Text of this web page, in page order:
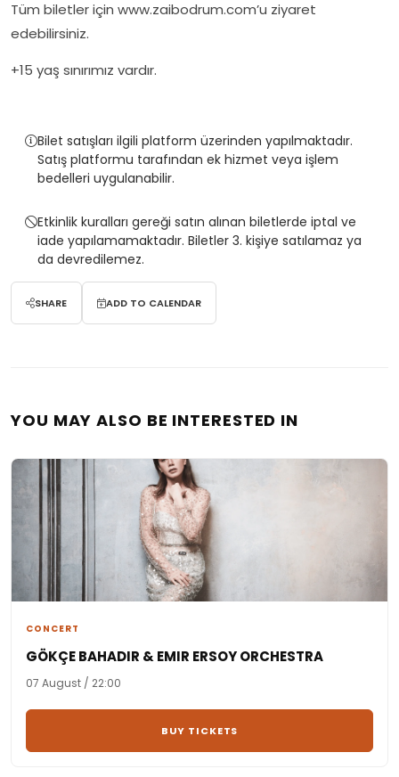
Tüm biletler için www.zaibodrum.com’u ziyaret
edebilirsiniz.
+15 yaş sınırımız vardır.
Bilet satışları ilgili platform üzerinden yapılmaktadır.
Satış platformu tarafından ek hizmet veya işlem
bedelleri uygulanabilir.
Etkinlik kuralları gereği satın alınan biletlerde iptal ve
iade yapılamamaktadır. Biletler 3. kişiye satılamaz ya
da devredilemez.
SHARE ADD TO CALENDAR
YOU MAY ALSO BE INTERESTED IN
CONCERT
GÖKÇE BAHADIR & EMIR ERSOY ORCHESTRA
07 August / 22:00
BUY TICKETS